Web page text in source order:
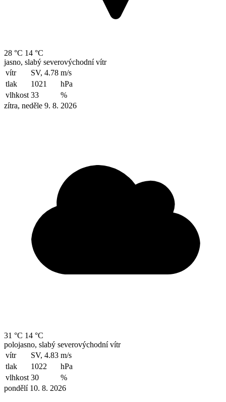
28 °C 14 °C
jasno, slabý severovýchodní vítr
vítr
SV, 4.78 m/s
tlak
1021
hPa
vlhkost 33
%
zítra, neděle 9. 8. 2026
31 °C 14 °C
polojasno, slabý severovýchodní vítr
vítr
SV, 4.83 m/s
tlak
1022
hPa
vlhkost 30
%
pondělí 10. 8. 2026